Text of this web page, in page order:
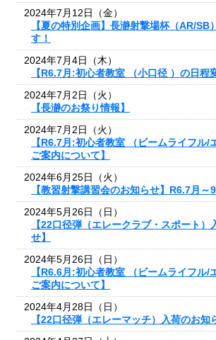
2024年7月12日（金）
【夏の特別企画】長瀞射撃場杯（AR/SB
す！
2024年7月4日（木）
【R6.7月:初心者教室 （小口径 ）の日程
2024年7月2日（火）
【長瀞のお祭り情報】
2024年7月2日（火）
【R6.7月:初心者教室 （ビームライフル/
ご案内について】
2024年6月25日（火）
【教習射撃講習会のお知らせ】R6.7月～
2024年5月26日（日）
【22口径弾（エレークラブ・スポート）
せ】
2024年5月26日（日）
【R6.6月:初心者教室 （ビームライフル/
ご案内について】
2024年4月28日（日）
【22口径弾（エレーマッチ）入荷のお知